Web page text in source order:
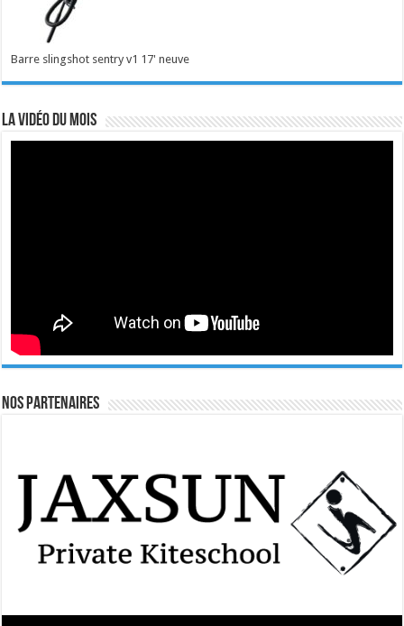
Barre slingshot sentry v1 17' neuve
La vidéo du mois
Nos Partenaires